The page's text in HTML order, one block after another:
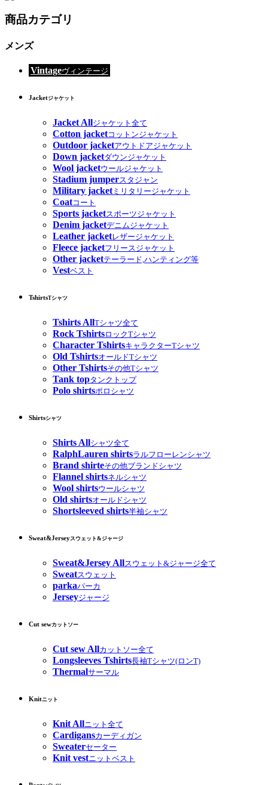
商品カテゴリ
メンズ
Vintageヴィンテージ
Jacketジャケット
Jacket Allジャケット全て
Cotton jacketコットンジャケット
Outdoor jacketアウトドアジャケット
Down jacketダウンジャケット
Wool jacketウールジャケット
Stadium jumperスタジャン
Military jacketミリタリージャケット
Coatコート
Sports jacketスポーツジャケット
Denim jacketデニムジャケット
Leather jacketレザージャケット
Fleece jacketフリースジャケット
Other jacketテーラード,ハンティング等
Vestベスト
TshirtsTシャツ
Tshirts AllTシャツ全て
Rock TshirtsロックTシャツ
Character TshirtsキャラクターTシャツ
Old TshirtsオールドTシャツ
Other Tshirtsその他Tシャツ
Tank topタンクトップ
Polo shirtsポロシャツ
Shirtsシャツ
Shirts Allシャツ全て
RalphLauren shirtsラルフローレンシャツ
Brand shirteその他ブランドシャツ
Flannel shirtsネルシャツ
Wool shirtsウールシャツ
Old shirtsオールドシャツ
Shortsleeved shirts半袖シャツ
Sweat&Jerseyスウェット&ジャージ
Sweat&Jersey Allスウェット&ジャージ全て
Sweatスウェット
parkaパーカ
Jerseyジャージ
Cut sewカットソー
Cut sew Allカットソー全て
Longsleeves Tshirts長袖Tシャツ(ロンT)
Thermalサーマル
Knitニット
Knit Allニット全て
Cardigansカーディガン
Sweaterセーター
Knit vestニットベスト